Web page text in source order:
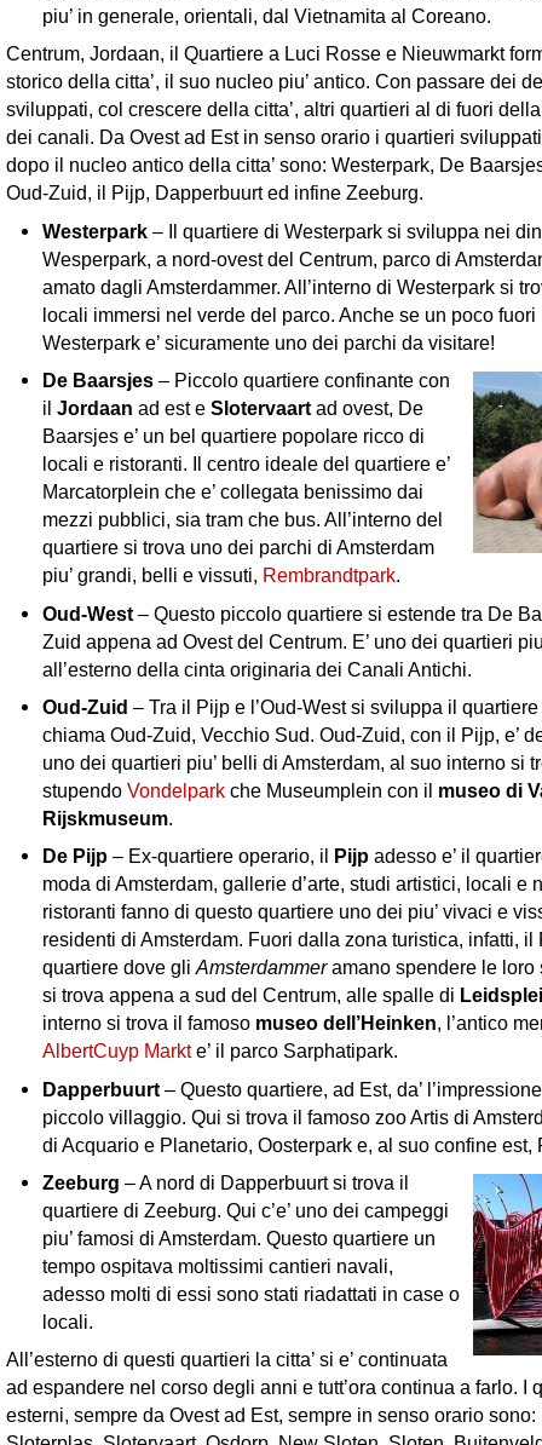
piu’ in generale, orientali, dal Vietnamita al Coreano.
Centrum, Jordaan, il Quartiere a Luci Rosse e Nieuwmarkt
storico della citta’, il suo nucleo piu’ antico. Con passare dei
sviluppati, col crescere della citta’, altri quartieri al di fuori
dei canali. Da Ovest ad Est in senso orario i quartieri
dopo il nucleo antico della citta’ sono: Westerpark, De
Oud-Zuid, il Pijp, Dapperbuurt ed infine Zeeburg.
Westerpark – Il quartiere di Westerpark si sviluppa nei
Wesperpark, a nord-ovest del Centrum, parco di
amato dagli Amsterdammer. All’interno di Westerpark si
locali immersi nel verde del parco. Anche se un poco fuori
Westerpark e’ sicuramente uno dei parchi da visitare!
De Baarsjes – Piccolo quartiere confinante con
il Jordaan ad est e Slotervaart ad ovest, De
Baarsjes e’ un bel quartiere popolare ricco di
locali e ristoranti. Il centro ideale del quartiere e’
Marcatorplein che e’ collegata benissimo dai
mezzi pubblici, sia tram che bus. All’interno del
quartiere si trova uno dei parchi di Amsterdam
piu’ grandi, belli e vissuti, Rembrandtpark.
Oud-West – Questo piccolo quartiere si estende tra De
Zuid appena ad Ovest del Centrum. E’ uno dei quartieri
all’esterno della cinta originaria dei Canali Antichi.
Oud-Zuid – Tra il Pijp e l’Oud-West si sviluppa il
chiama Oud-Zuid, Vecchio Sud. Oud-Zuid, con il Pijp, e’
uno dei quartieri piu’ belli di Amsterdam, al suo interno si
stupendo Vondelpark che Museumplein con il museo di
Rijskmuseum.
De Pijp – Ex-quartiere operario, il Pijp adesso e’ il
moda di Amsterdam, gallerie d’arte, studi artistici, locali e
ristoranti fanno di questo quartiere uno dei piu’ vivaci e
residenti di Amsterdam. Fuori dalla zona turistica, infatti, il
quartiere dove gli Amsterdammeramano spendere le loro
si trova appena a sud del Centrum, alle spalle di
interno si trova il famoso museo dell’Heinken, l’antico
AlbertCuyp Markte’ il parco Sarphatipark.
Dapperbuurt – Questo quartiere, ad Est, da’
piccolo villaggio. Qui si trova il famoso zoo Artis di
di Acquario e Planetario, Oosterpark e, al suo confine est,
Zeeburg – A nord di Dapperbuurt si trova il
quartiere di Zeeburg. Qui c’e’ uno dei campeggi
piu’ famosi di Amsterdam. Questo quartiere un
tempo ospitava moltissimi cantieri navali,
adesso molti di essi sono stati riadattati in case o
locali.
All’esterno di questi quartieri la citta’ si e’ continuata
ad espandere nel corso degli anni e tutt’ora continua a farlo. I
esterni, sempre da Ovest ad Est, sempre in senso orario